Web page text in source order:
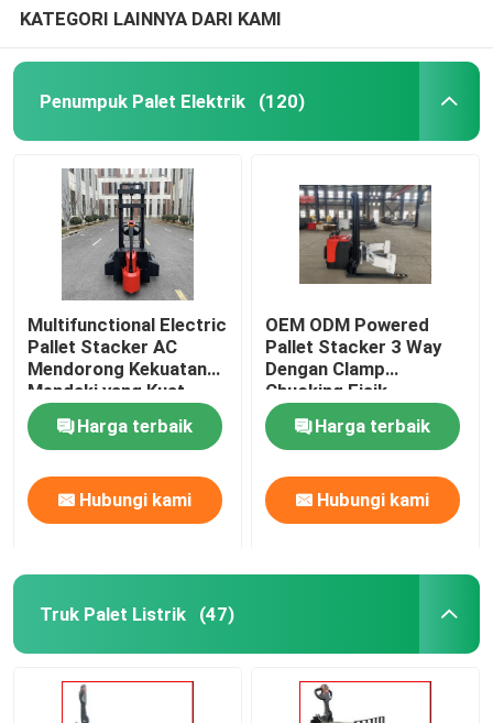
KATEGORI LAINNYA DARI KAMI
Penumpuk Palet Elektrik (120)
Multifunctional Electric
Pallet Stacker AC
Mendorong Kekuatan
Mendaki yang Kuat
Harga terbaik
Hubungi kami
OEM ODM Powered
Pallet Stacker 3 Way
Dengan Clamp
Chucking Fisik
Harga terbaik
Hubungi kami
Truk Palet Listrik (47)